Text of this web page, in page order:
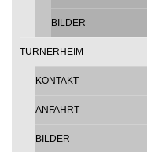
BILDER
TURNERHEIM
KONTAKT
ANFAHRT
BILDER